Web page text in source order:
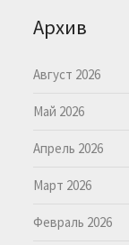
Архив
Август 2026
Май 2026
Апрель 2026
Март 2026
Февраль 2026